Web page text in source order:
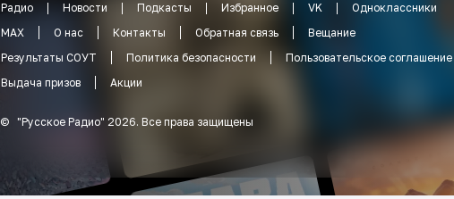
Радио Новости Подкасты Избранное VK
Одноклассники
MAX
О нас Контакты Обратная связь
Вещание
Результаты СОУТ
Политика безопасности
Пользовательское соглашение
Выдача призов
Акции
© "Русское Радио" 2026. Все права защищены